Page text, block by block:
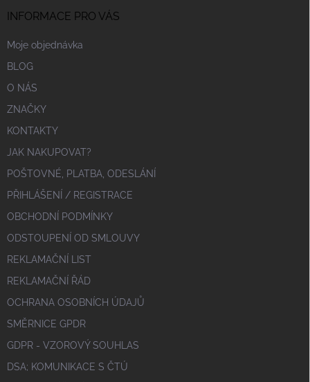
INFORMACE PRO VÁS
Moje objednávka
BLOG
O NÁS
ZNAČKY
KONTAKTY
JAK NAKUPOVAT?
POŠTOVNÉ, PLATBA, ODESLÁNÍ
PŘIHLÁŠENÍ / REGISTRACE
OBCHODNÍ PODMÍNKY
ODSTOUPENÍ OD SMLOUVY
REKLAMAČNÍ LIST
REKLAMAČNÍ ŘÁD
OCHRANA OSOBNÍCH ÚDAJŮ
SMĚRNICE GPDR
GDPR - VZOROVÝ SOUHLAS
DSA; KOMUNIKACE S ČTÚ